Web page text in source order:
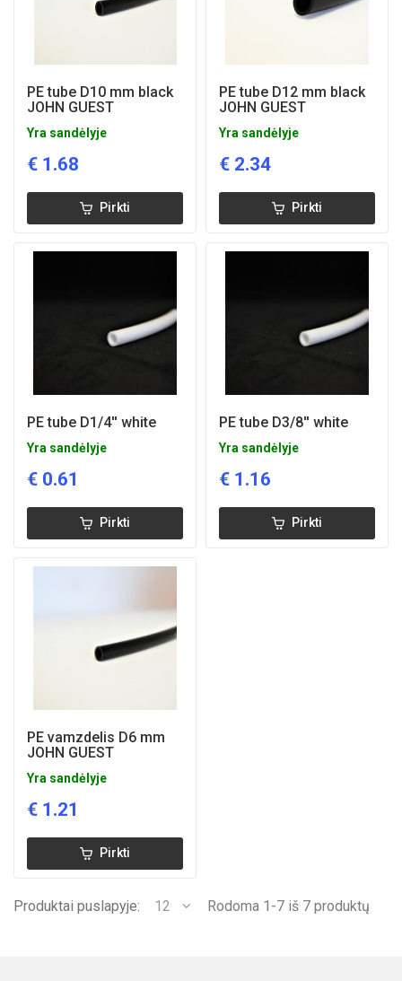
PE tube D10 mm black
JOHN GUEST
Yra sandėlyje
€ 1.68
Pirkti
PE tube D12 mm black
JOHN GUEST
Yra sandėlyje
€ 2.34
Pirkti
PE tube D1/4'' white
Yra sandėlyje
€ 0.61
Pirkti
PE tube D3/8'' white
Yra sandėlyje
€ 1.16
Pirkti
PE vamzdelis D6 mm
JOHN GUEST
Yra sandėlyje
€ 1.21
Pirkti
Produktai puslapyje: 12 Rodoma 1-7 iš 7 produktų